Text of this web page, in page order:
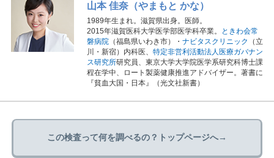
山本 佳奈（やまもと かな）
1989年生まれ。滋賀県出身。医師。
2015年滋賀医科大学医学部医学科卒業。
ときわ会常
磐病院（福島県いわき市）・ ナビタスクリニック
（立
川・新宿）内科医、 特定非営利活動法人医療ガバナン
ス研究所研究員、東京大学大学院医学系研究科博士課
程在学中、ロート製薬健康推進アドバイザー。著書に
『貧血大国・日本』（光文社新書）
この検査って何を調べるの？トップページへ→